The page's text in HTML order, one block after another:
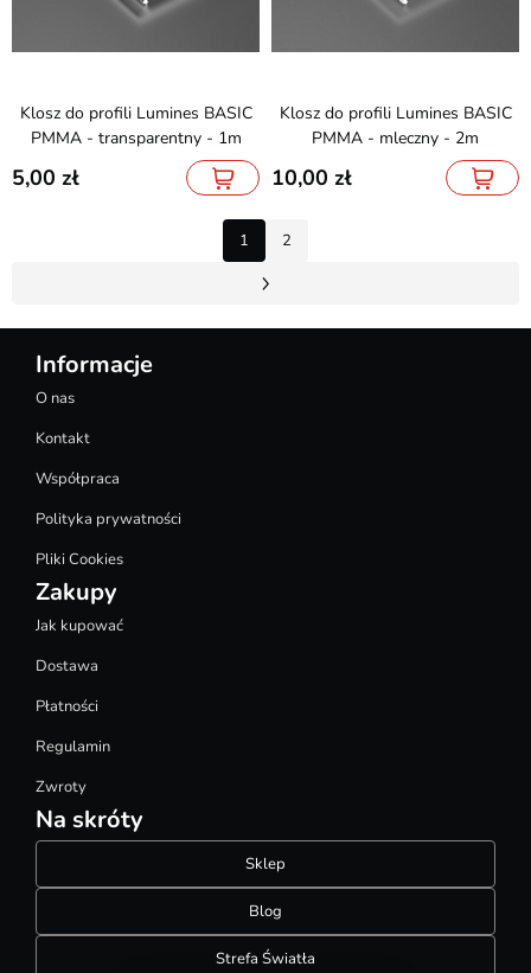
Klosz do profili Lumines BASIC
PMMA - transparentny - 1m
5,00
Klosz do profili Lumines BASIC
PMMA - mleczny - 2m
10,00
1 2
Informacje
O nas
Kontakt
Współpraca
Polityka prywatności
Pliki Cookies
Zakupy
Jak kupować
Dostawa
Płatności
Regulamin
Zwroty
Na skróty
Sklep
Blog
Strefa Światła